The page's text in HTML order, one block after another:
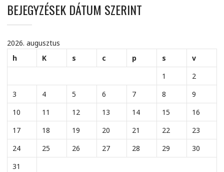
BEJEGYZÉSEK DÁTUM SZERINT
2026. augusztus
h
K s c p s
v
1
2
3
4 5 6 7 8
9
10
11 12 13 14 15
16
17
18 19 20 21 22
23
24
25 26 27 28 29
30
31